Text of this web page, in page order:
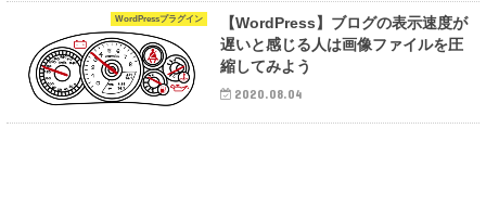
WordPressプラグイン
【WordPress】ブログの表示速度が
遅いと感じる人は画像ファイルを圧
縮してみよう
2020.08.04